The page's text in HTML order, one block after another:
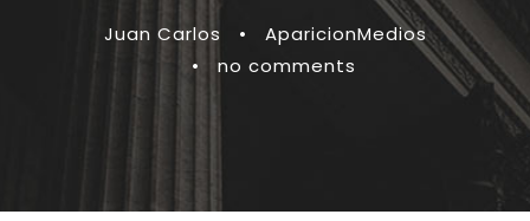
Juan Carlos •
AparicionMedios
•
no comments